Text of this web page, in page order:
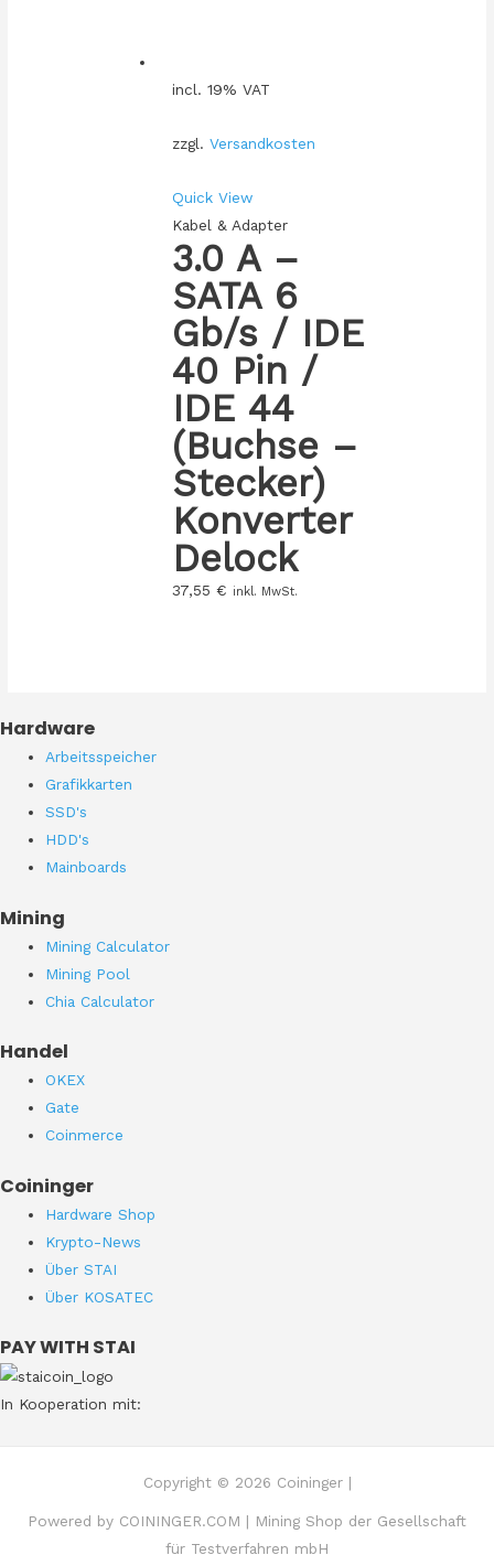
incl. 19% VAT
zzgl. Versandkosten
Quick View
Kabel & Adapter
3.0 A –
SATA 6
Gb/s / IDE
40 Pin /
IDE 44
(Buchse –
Stecker)
Konverter
Delock
37,55 € inkl. MwSt.
Hardware
Arbeitsspeicher
Grafikkarten
SSD's
HDD's
Mainboards
Mining
Mining Calculator
Mining Pool
Chia Calculator
Handel
OKEX
Gate
Coinmerce
Coininger
Hardware Shop
Krypto-News
Über STAI
Über KOSATEC
PAY WITH STAI
In Kooperation mit:
Copyright © 2026 Coininger |
Powered by COININGER.COM | Mining Shop der Gesellschaft
für Testverfahren mbH